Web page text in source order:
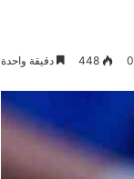
0
448 دقيقة واحدة